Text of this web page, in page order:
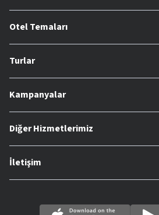
Otel Temaları
Turlar
Kampanyalar
Diğer Hizmetlerimiz
İletişim